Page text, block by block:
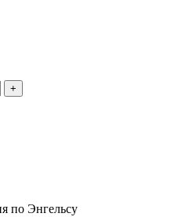
+
по Энгельсу